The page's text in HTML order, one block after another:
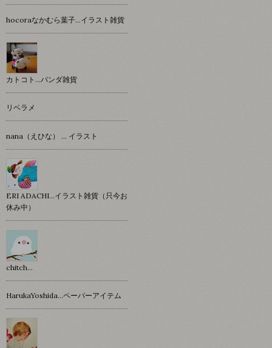
hocoraなかむら葉子…イラスト雑貨
カトコト…パンダ雑貨
リベラメ
nana（えひな） … イラスト
ERI ADACHI...イラスト雑貨（只今お
休み中）
chitch…
HarukaYoshida…ペーパーアイテム